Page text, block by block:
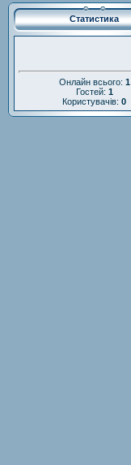
Статистика
Онлайн всього: 1
Гостей: 1
Користувачів: 0